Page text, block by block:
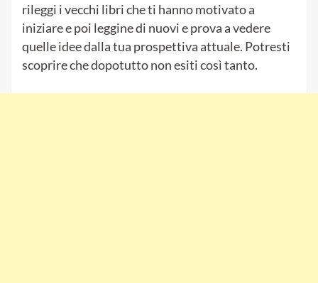
rileggi i vecchi libri che ti hanno motivato a
iniziare e poi leggine di nuovi e prova a vedere
quelle idee dalla tua prospettiva attuale. Potresti
scoprire che dopotutto non esiti così tanto.